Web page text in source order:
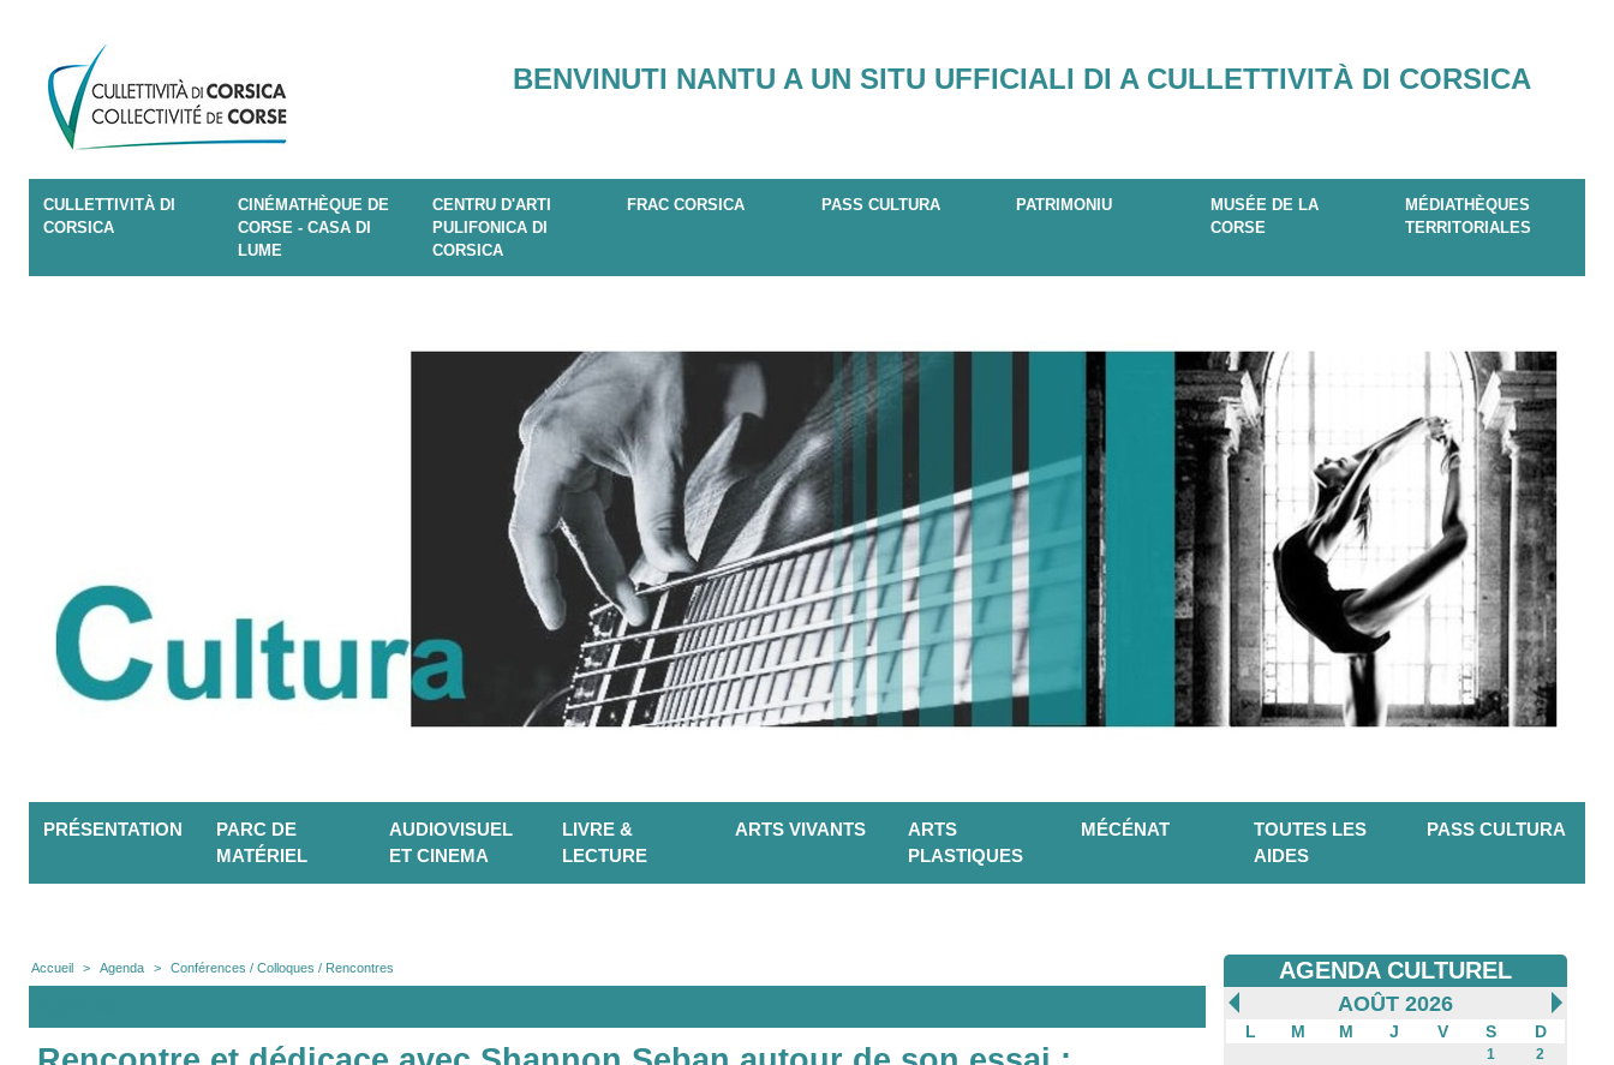
BENVINUTI NANTU A UN SITU UFFICIALI DI A CULLETTIVITÀ DI CORSICA
CULLETTIVITÀ DI
CORSICA
CINÉMATHÈQUE DE
CORSE - CASA DI
LUME
CENTRU D'ARTI
PULIFONICA DI
CORSICA
FRAC CORSICA PASS CULTURA PATRIMONIU
MUSÉE DE LA
CORSE
MÉDIATHÈQUES
TERRITORIALES
PRÉSENTATION
PARC DE
MATÉRIEL
AUDIOVISUEL
ET CINEMA
LIVRE &
LECTURE
ARTS VIVANTS
ARTS
PLASTIQUES
MÉCÉNAT
TOUTES LES
AIDES
PASS CULTURA
Accueil > Agenda > Conférences / Colloques / Rencontres AGENDA CULTUREL
AOÛT 2026
L M M J V S D
1
2